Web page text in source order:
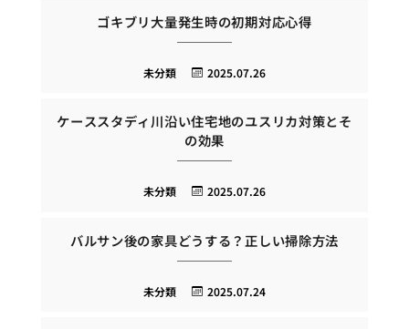
ゴキブリ大量発生時の初期対応心得
2025.07.26
未分類
ケーススタディ川沿い住宅地のユスリカ対策とそ
の効果
2025.07.26
未分類
バルサン後の家具どうする？正しい掃除方法
2025.07.24
未分類